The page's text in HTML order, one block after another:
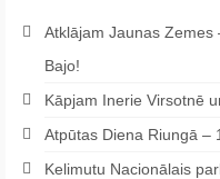
Atklājam Jaunas Zemes
Bajo!
Kāpjam Inerie Virsotnē
Atpūtas Diena Riungā –
Kelimutu Nacionālais